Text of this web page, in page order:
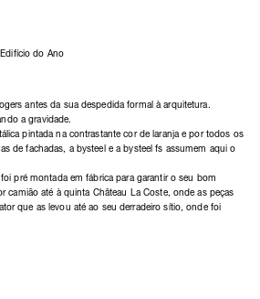
do Ano
antes da sua despedida formal à arquitetura.
a gravidade.
pintada na contrastante cor de laranja e por todos os
de fachadas, a bysteel e a bysteel fs assumem aqui o
pré montada em fábrica para garantir o seu bom
camião até à quinta Château La Coste, onde as peças
que as levou até ao seu derradeiro sítio, onde foi